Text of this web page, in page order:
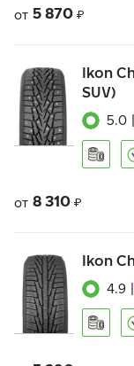
от 5 870 ₽
Ikon
SUV)
5.0
от 8 310 ₽
Ikon
4.9